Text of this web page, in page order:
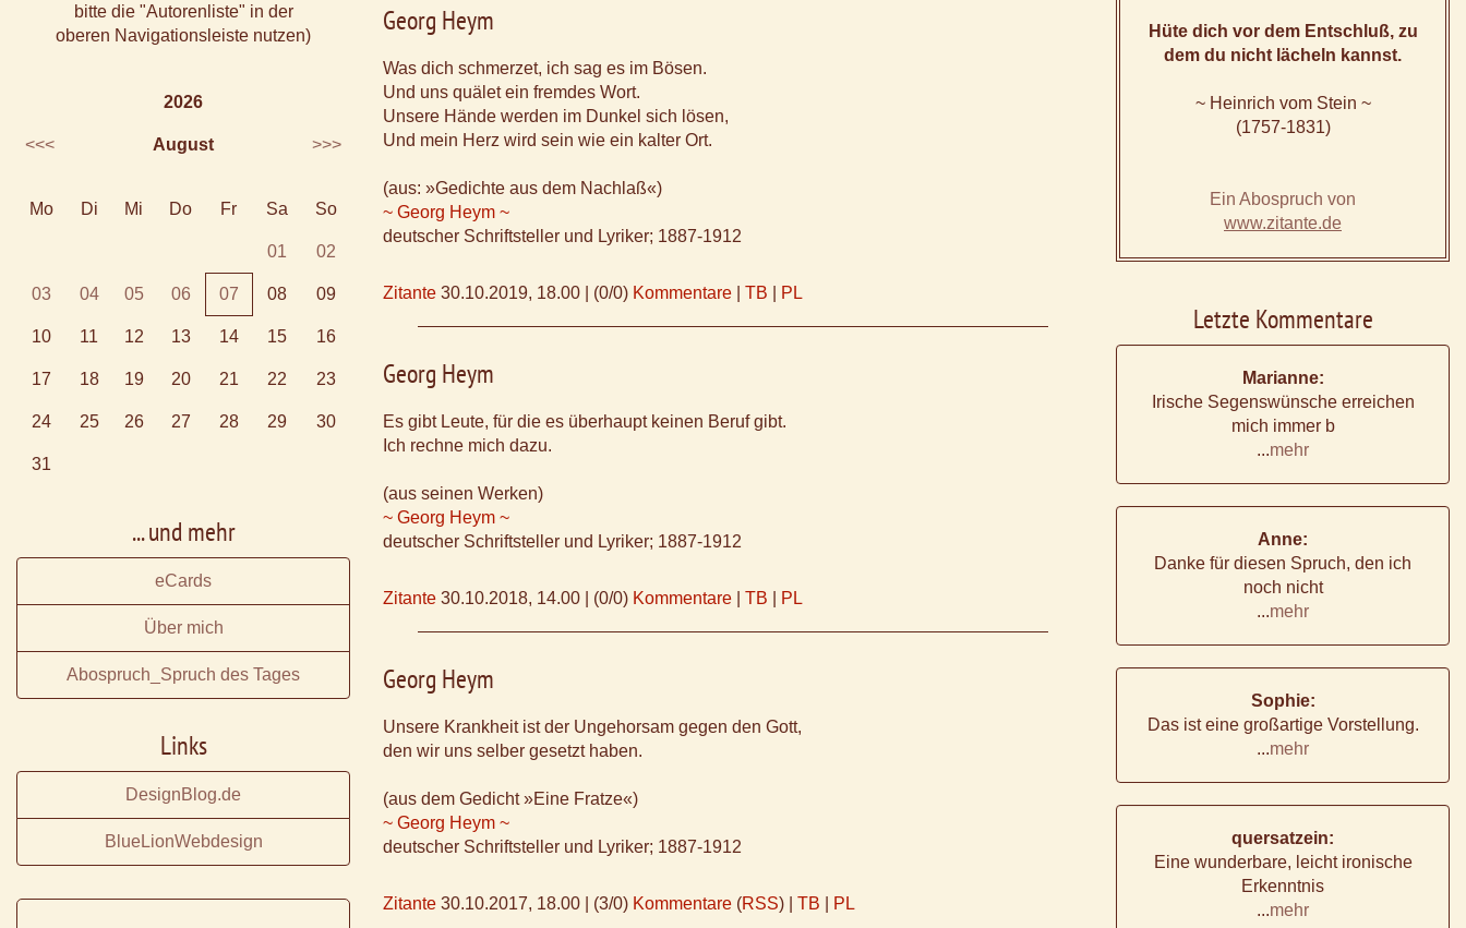
Georg Heym
Was dich schmerzet, ich sag es im Bösen.
Und uns quälet ein fremdes Wort.
Unsere Hände werden im Dunkel sich lösen,
Und mein Herz wird sein wie ein kalter Ort.
(aus: »Gedichte aus dem Nachlaß«)
~ Georg Heym ~
deutscher Schriftsteller und Lyriker; 1887-1912
Zitante 30.10.2019, 18.00 (0/0) Kommentare TB PL
Georg Heym
Es gibt Leute, für die es überhaupt keinen Beruf gibt.
Ich rechne mich dazu.
(aus seinen Werken)
~ Georg Heym ~
deutscher Schriftsteller und Lyriker; 1887-1912
Zitante 30.10.2018, 14.00 (0/0) Kommentare TB PL
Georg Heym
Unsere Krankheit ist der Ungehorsam gegen den Gott,
den wir uns selber gesetzt haben.
(aus dem Gedicht »Eine Fratze«)
~ Georg Heym ~
deutscher Schriftsteller und Lyriker; 1887-1912
Zitante 30.10.2017, 18.00 (3/0) Kommentare (RSS) | TB PL
bitte die "Autorenliste" in der
oberen Navigationsleiste nutzen)
2026
<<< August >>>
Mo Di Mi Do Fr Sa So
01 02
03 04 05 06 07 08 09
10 11 12 13 14 15 16
17 18 19 20 21 22 23
24 25 26 27 28 29 30
31
... und mehr
eCards
Über mich
Abospruch_Spruch des Tages
Links
DesignBlog.de
BlueLionWebdesign
Hüte dich vor dem Entschluß, zu
dem du nicht lächeln kannst.
~ Heinrich vom Stein ~
(1757-1831)
Ein Abospruch von
www.zitante.de
Letzte Kommentare
Marianne:
Irische Segenswünsche erreichen
mich immer b
...mehr
Anne:
Danke für diesen Spruch, den ich
noch nicht
...mehr
Sophie:
Das ist eine großartige Vorstellung.
...mehr
quersatzein:
Eine wunderbare, leicht ironische
Erkenntnis
...mehr